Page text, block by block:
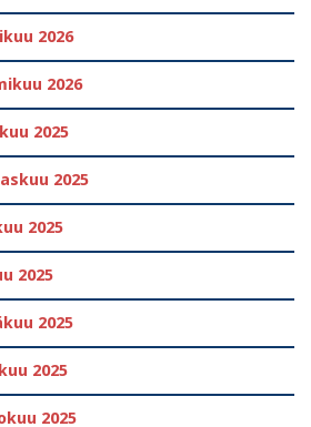
2026
2026
2025
2025
2025
2025
2025
2025
2025